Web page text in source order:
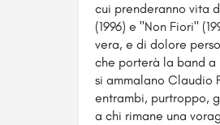
cui prenderanno vita
(1996) e "Non Fiori"
vera, e di dolore
che porterà la band a
si ammalano Claudio
entrambi, purtroppo,
a chi rimane una